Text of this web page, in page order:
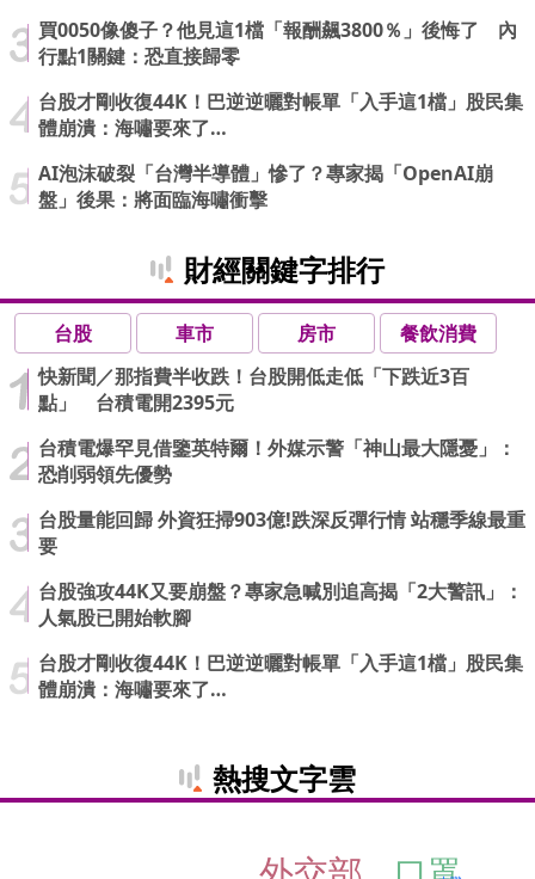
買0050像傻子？他見這1檔「報酬飆3800％」後悔了 內
行點1關鍵：恐直接歸零
台股才剛收復44K！巴逆逆曬對帳單「入手這1檔」股民集
體崩潰：海嘯要來了…
AI泡沫破裂「台灣半導體」慘了？專家揭「OpenAI崩
盤」後果：將面臨海嘯衝擊
財經關鍵字排行
台股 車市 房市
餐飲消費
快新聞／那指費半收跌！台股開低走低「下跌近3百
點」 台積電開2395元
台積電爆罕見借鑒英特爾！外媒示警「神山最大隱憂」：
恐削弱領先優勢
台股量能回歸 外資狂掃903億!跌深反彈行情 站穩季線最重
要
台股強攻44K又要崩盤？專家急喊別追高揭「2大警訊」：
人氣股已開始軟腳
台股才剛收復44K！巴逆逆曬對帳單「入手這1檔」股民集
體崩潰：海嘯要來了…
熱搜文字雲